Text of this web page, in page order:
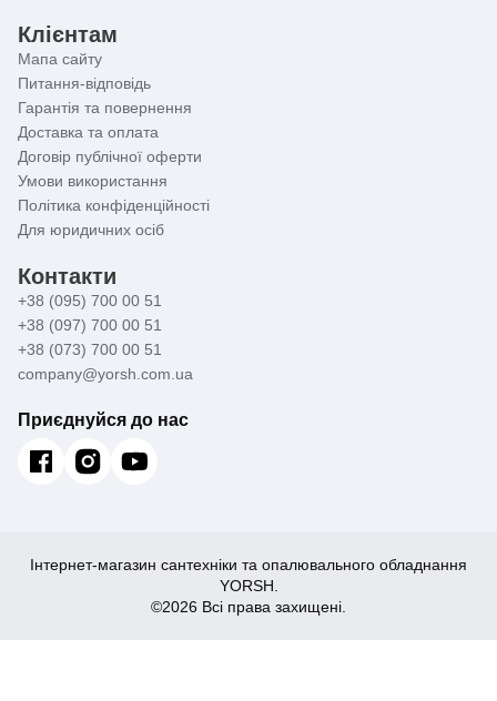
Клієнтам
Мапа сайту
Питання-відповідь
Гарантія та повернення
Доставка та оплата
Договір публічної оферти
Умови використання
Політика конфіденційності
Для юридичних осіб
Контакти
+38 (095) 700 00 51
+38 (097) 700 00 51
+38 (073) 700 00 51
company@yorsh.com.ua
Приєднуйся до нас
Інтернет-магазин сантехніки та опалювального обладнання
YORSH.
©2026 Всі права захищені.